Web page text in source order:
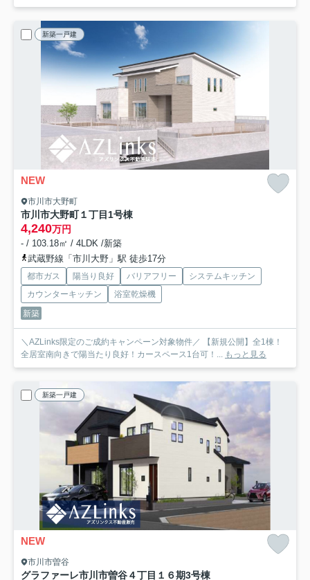
新築一戸建
NEW
市川市大野町
市川市大野町１丁目1号棟
4,240万円
- / 103.18㎡ / 4LDK /新築
武蔵野線「市川大野」駅 徒歩17分
都市ガス 陽当り良好 バリアフリー
システムキッチン
カウンターキッチン
浴室乾燥機
新築
＼AZLinks限定のご成約キャンペーン対象物件／ 【新規公開】全1棟！
全居室南向きで陽当たり良好！カースペース1台可！... もっと見る
新築一戸建
NEW
市川市曽谷
グラファーレ市川市曽谷４丁目１６期3号棟